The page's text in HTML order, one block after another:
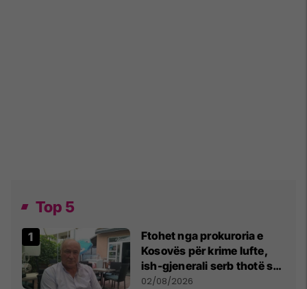
Top 5
Ftohet nga prokuroria e
Kosovës për krime lufte,
ish-gjenerali serb thotë se
dikush e tradhtoi në
02/08/2026